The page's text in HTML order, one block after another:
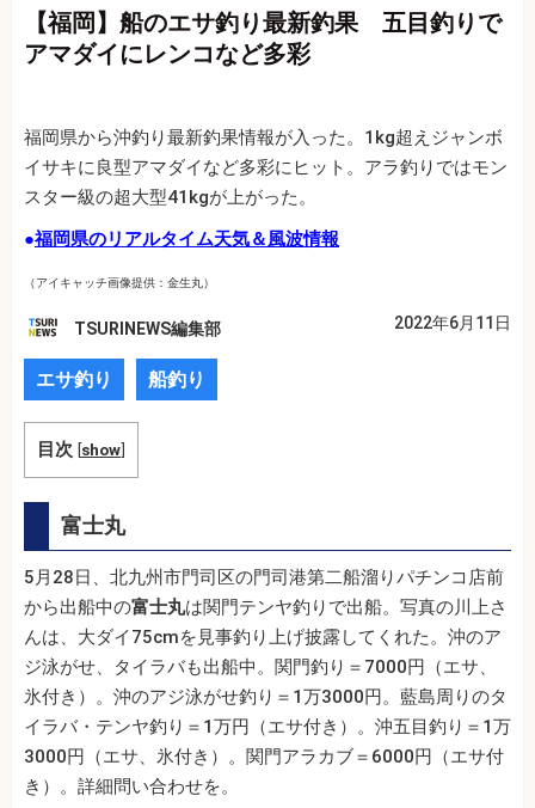
【福岡】船のエサ釣り最新釣果 五目釣りで
アマダイにレンコなど多彩
福岡県から沖釣り最新釣果情報が入った。1kg超えジャンボ
イサキに良型アマダイなど多彩にヒット。アラ釣りではモン
スター級の超大型41kgが上がった。
●福岡県のリアルタイム天気＆風波情報
（アイキャッチ画像提供：金生丸）
TSURINEWS編集部 2022年6月11日
エサ釣り 船釣り
目次 [show]
富士丸
5月28日、北九州市門司区の門司港第二船溜りパチンコ店前
から出船中の富士丸は関門テンヤ釣りで出船。写真の川上さ
んは、大ダイ75cmを見事釣り上げ披露してくれた。沖のア
ジ泳がせ、タイラバも出船中。関門釣り＝7000円（エサ、
氷付き）。沖のアジ泳がせ釣り＝1万3000円。藍島周りのタ
イラバ・テンヤ釣り＝1万円（エサ付き）。沖五目釣り＝1万
3000円（エサ、氷付き）。関門アラカブ＝6000円（エサ付
き）。詳細問い合わせを。